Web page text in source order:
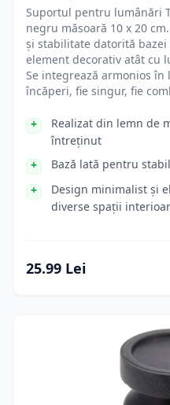
Suportul pentru lumânări
negru măsoară 10 x 20
și stabilitate datorită bazei
element decorativ atât cu
Se integrează armonios
încăperi, fie singur, fie
Realizat din lemn de
întreținut
Bază lată pentru
Design minimalist și
diverse spații
25.99 Lei